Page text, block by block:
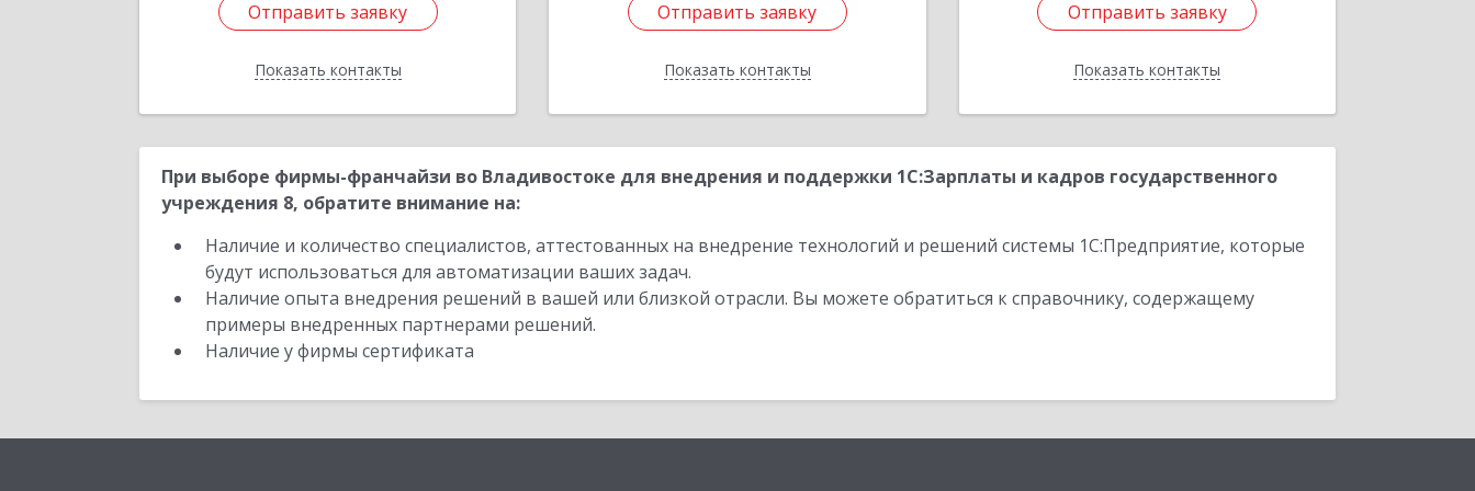
Отправить заявку
Показать контакты
Отправить заявку
Назад
Отправить заявку
Показать контакты
Отправить заявку
Назад
Отправить заявку
Показать контакты
Отправить заявку
Назад
При выборе фирмы-франчайзи во Владивостоке для внедрения и поддержки 1С:Зарплаты и кадров государственного
учреждения 8, обратите внимание на:
Наличие и количество специалистов, аттестованных на внедрение технологий и решений системы 1С:Предприятие, которые
будут использоваться для автоматизации ваших задач.
Наличие опыта внедрения решений в вашей или близкой отрасли. Вы можете обратиться к справочнику, содержащему
примеры внедренных партнерами решений.
Наличие у фирмы сертификата